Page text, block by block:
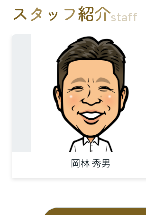
スタ ッ フ紹介staff
岡林 秀男